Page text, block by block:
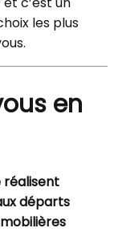
les plus
en
réalisent
départs